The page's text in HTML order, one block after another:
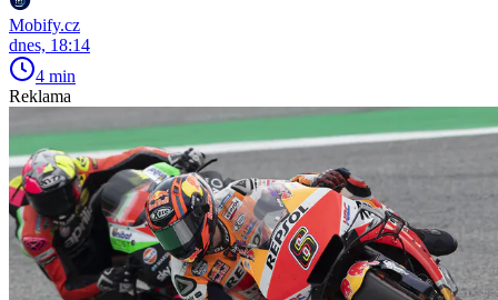
Mobify.cz
dnes, 18:14
4 min
Reklama